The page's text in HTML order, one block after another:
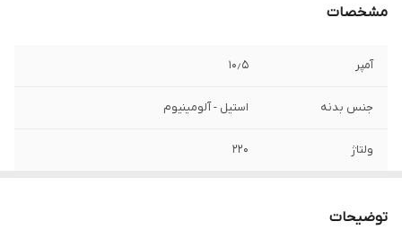
مشخصات
آمپر ۱۰٫۵
جنس بدنه استیل - آلومینیوم
ولتاژ ۲۲۰
توضیحات